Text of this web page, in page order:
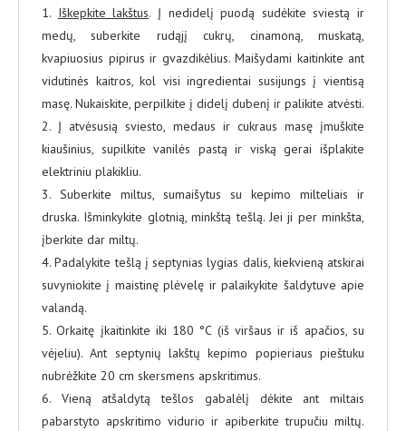
1. Iškepkite lakštus. Į nedidelį puodą sudėkite sviestą ir
medų, suberkite rudąjį cukrų, cinamoną, muskatą,
kvapiuosius pipirus ir gvazdikėlius. Maišydami kaitinkite ant
vidutinės kaitros, kol visi ingredientai susijungs į vientisą
masę. Nukaiskite, perpilkite į didelį dubenį ir palikite atvėsti.
2. Į atvėsusią sviesto, medaus ir cukraus masę įmuškite
kiaušinius, supilkite vanilės pastą ir viską gerai išplakite
elektriniu plakikliu.
3. Suberkite miltus, sumaišytus su kepimo milteliais ir
druska. Išminkykite glotnią, minkštą tešlą. Jei ji per minkšta,
įberkite dar miltų.
4. Padalykite tešlą į septynias lygias dalis, kiekvieną atskirai
suvyniokite į maistinę plėvelę ir palaikykite šaldytuve apie
valandą.
5. Orkaitę įkaitinkite iki 180 °C (iš viršaus ir iš apačios, su
vėjeliu). Ant septynių lakštų kepimo popieriaus pieštuku
nubrėžkite 20 cm skersmens apskritimus.
6. Vieną atšaldytą tešlos gabalėlį dėkite ant miltais
pabarstyto apskritimo vidurio ir apiberkite trupučiu miltų.